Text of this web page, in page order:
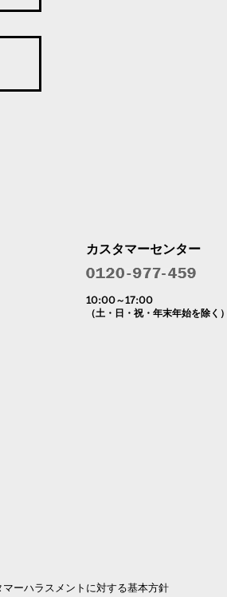
カスタマーセンター
10:00～17:00
（土・日・祝・年末年始を除く）
マーハラスメントに対する基本方針